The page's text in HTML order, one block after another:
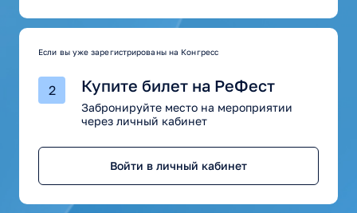
Если вы уже зарегистрированы на Конгресс
2 Купите билет на РеФест
Забронируйте место на мероприятии
через личный кабинет
Войти в личный кабинет